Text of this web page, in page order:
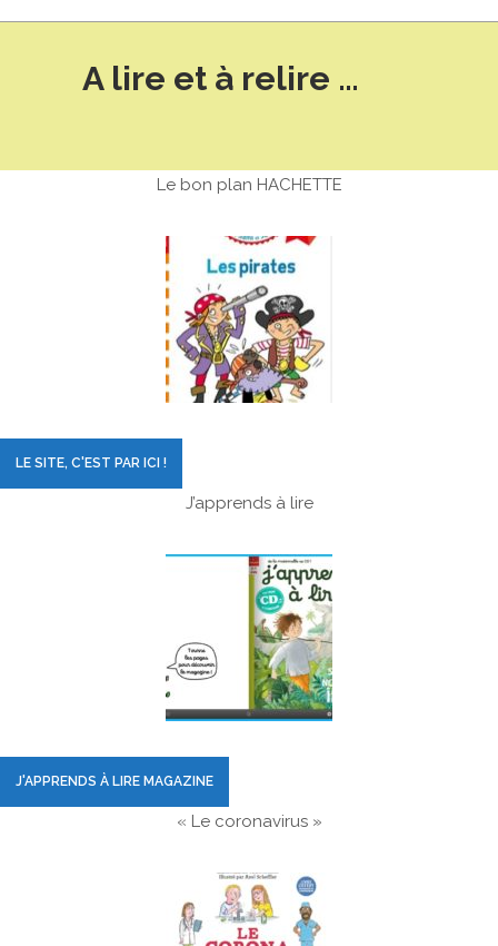
A lire et à relire …
Le bon plan HACHETTE
LE SITE, C'EST PAR ICI !
J’apprends à lire
J'APPRENDS À LIRE MAGAZINE
« Le coronavirus »